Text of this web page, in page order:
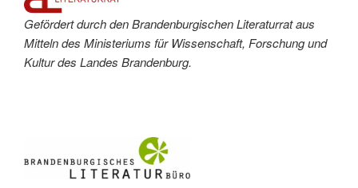
Gefördert durch den Brandenburgischen Literaturrat aus
Mitteln des Ministeriums für Wissenschaft, Forschung und
Kultur des Landes Brandenburg.